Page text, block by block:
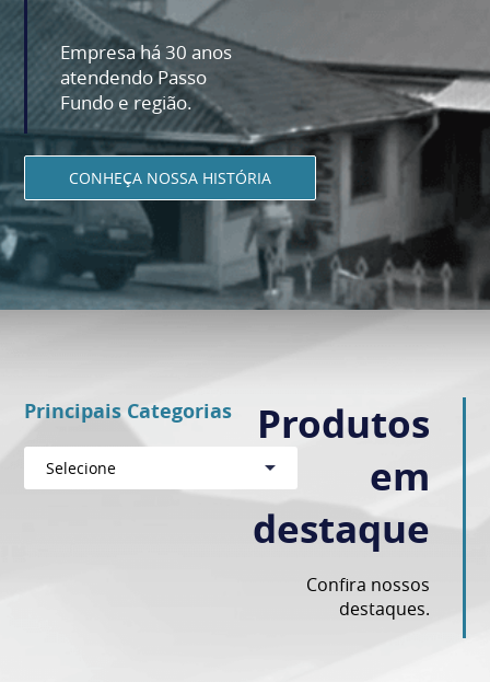
Empresa há 30 anos
atendendo Passo
Fundo e região.
CONHEÇA NOSSA HISTÓRIA
Principais Categorias
Selecione
Produtos
em
destaque
Confira nossos
destaques.